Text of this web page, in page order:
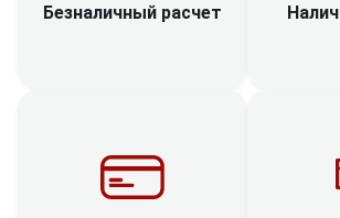
Безналичный расчет